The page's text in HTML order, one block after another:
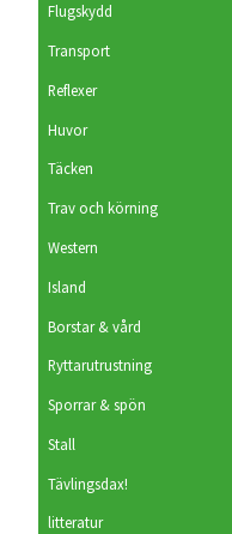
Flugskydd
Transport
Reflexer
Huvor
Täcken
Trav och körning
Western
Island
Borstar & vård
Ryttarutrustning
Sporrar & spön
Stall
Tävlingsdax!
litteratur